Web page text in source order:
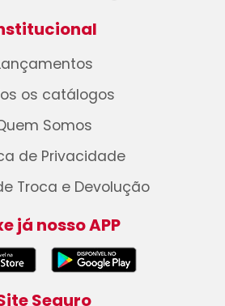
os catálogos
Somos
de Privacidade
Troca e Devolução
já nosso APP
Seguro